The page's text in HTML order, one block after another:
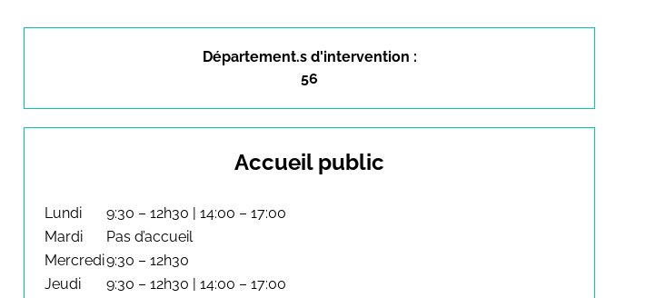
Département.s d'intervention :
56
Accueil public
Lundi
9:30 – 12h30 | 14:00 – 17:00
Mardi
Pas d’accueil
Mercredi9:30 – 12h30
Jeudi
9:30 – 12h30 | 14:00 – 17:00